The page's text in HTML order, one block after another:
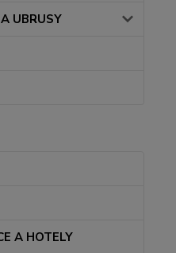
UBRUSY
A HOTELY